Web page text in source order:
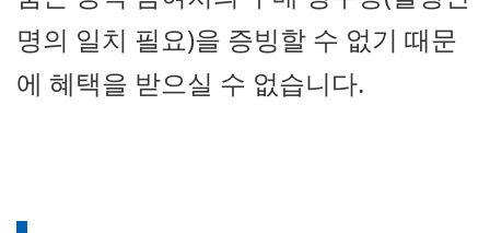
명의 일치 필요)을 증빙할 수 없기 때문
에 혜택을 받으실 수 없습니다.